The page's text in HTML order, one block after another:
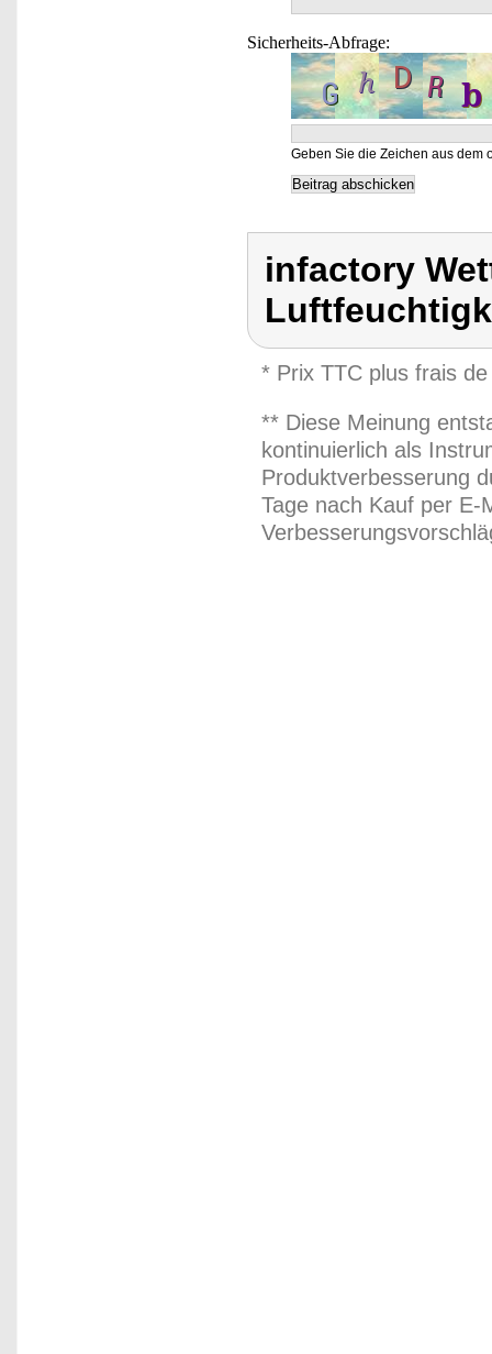
Sicherheits-Abfrage:
Geben Sie die Zeichen aus dem
infactory
* Prix TTC plus frais
** Diese Meinung
kontinuierlich als
Produktverbesserung
Tage nach Kauf per E-